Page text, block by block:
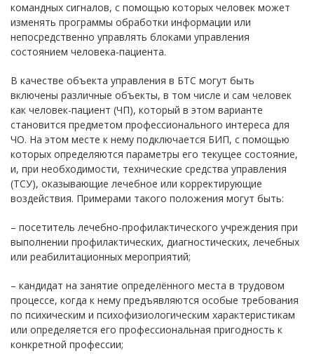
командных сигналов, с помощью которых человек может
изменять программы обработки информации или
непосредственно управлять блоками управления
состоянием человека-пациента.
В качестве объекта управления в БТС могут быть
включены различные объекты, в том числе и сам человек
как человек-пациент (ЧП), который в этом варианте
становится предметом профессионального интереса для
ЧО. На этом месте к нему подключается БИП, с помощью
которых определяются параметры его текущее состояние,
и, при необходимости, технические средства управления
(ТСУ), оказывающие лечебное или корректирующие
воздействия. Примерами такого положения могут быть:
– посетитель лечебно-профилактического учреждения при
выполнении профилактических, диагностических, лечебных
или реабилитационных мероприятий;
– кандидат на занятие определённого места в трудовом
процессе, когда к нему предъявляются особые требования
по психическим и психофизиологическим характеристикам
или определяется его профессиональная пригодность к
конкретной профессии;